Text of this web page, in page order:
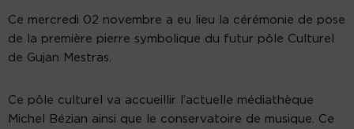
Ce mercredi 02 novembre a eu lieu la cérémonie de pose
de la première pierre symbolique du futur pôle Culturel
de Gujan Mestras.
Ce pôle culturel va accueillir l’actuelle médiathèque
Michel Bézian ainsi que le conservatoire de musique. Ce